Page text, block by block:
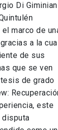
Di
marco de
a la
de sus
que se ven
de grado
este
disputa